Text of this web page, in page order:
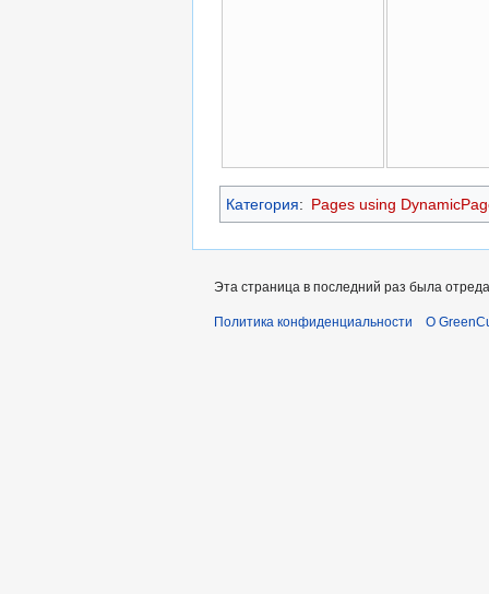
Категория: Pages using
Эта страница в последний раз была
Политика конфиденциальности О